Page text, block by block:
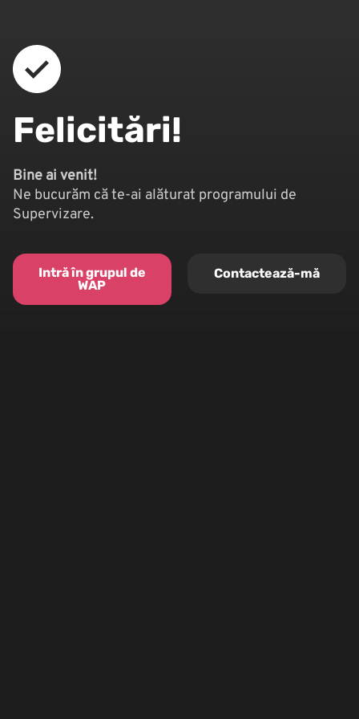
Felicitări!
Bine ai venit!
Ne bucurăm că te-ai alăturat programului de
Supervizare.
Intră în grupul de
WAP
Contactează-mă